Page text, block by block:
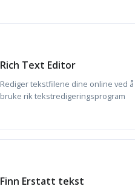
Rich Text Editor
Rediger tekstfilene dine online ved å
bruke rik tekstredigeringsprogram
Finn Erstatt tekst